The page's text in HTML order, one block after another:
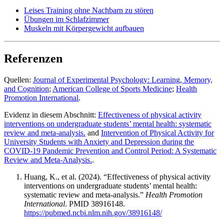
Leises Training ohne Nachbarn zu stören
Übungen im Schlafzimmer
Muskeln mit Körpergewicht aufbauen
Referenzen
Quellen: Journal of Experimental Psychology: Learning, Memory,
and Cognition; American College of Sports Medicine; Health
Promotion International.
Evidenz in diesem Abschnitt: Effectiveness of physical activity
interventions on undergraduate students’ mental health: systematic
review and meta-analysis. and Intervention of Physical Activity for
University Students with Anxiety and Depression during the
COVID-19 Pandemic Prevention and Control Period: A Systematic
Review and Meta-Analysis..
Huang, K., et al. (2024). “Effectiveness of physical activity
interventions on undergraduate students’ mental health:
systematic review and meta-analysis.” Health Promotion
International. PMID 38916148.
https://pubmed.ncbi.nlm.nih.gov/38916148/